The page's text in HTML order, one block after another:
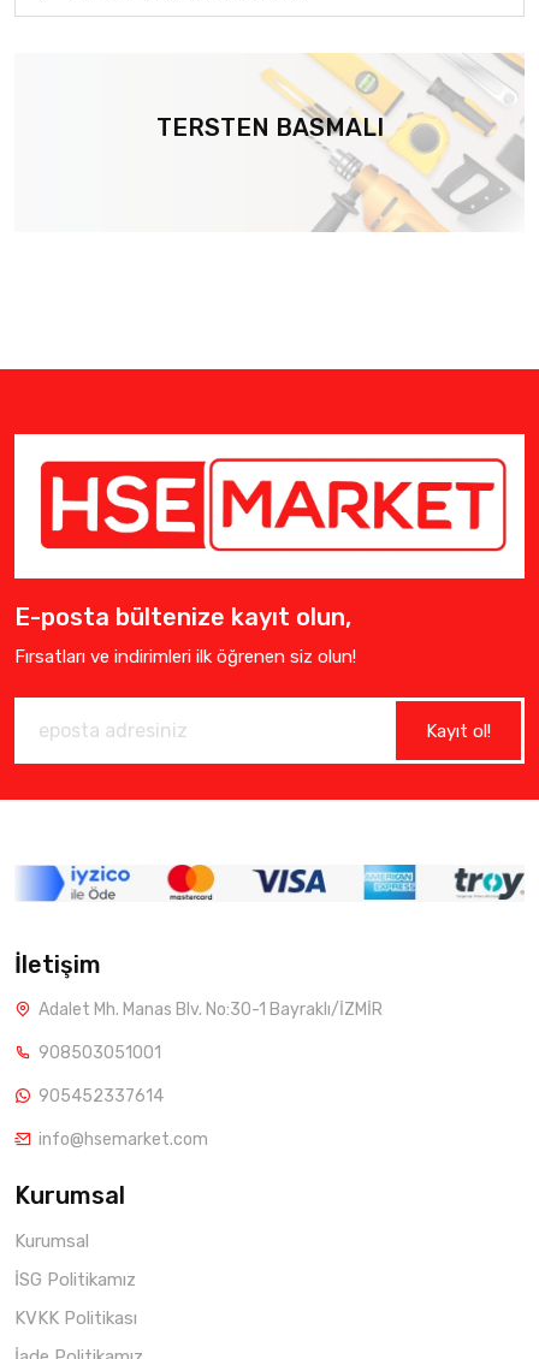
TERSTEN BASMALI
E-posta bültenize kayıt olun,
Fırsatları ve indirimleri ilk öğrenen siz olun!
Kayıt ol!
İletişim
Adalet Mh. Manas Blv. No:30-1 Bayraklı/İZMİR
908503051001
905452337614
info@hsemarket.com
Kurumsal
Kurumsal
İSG Politikamız
KVKK Politikası